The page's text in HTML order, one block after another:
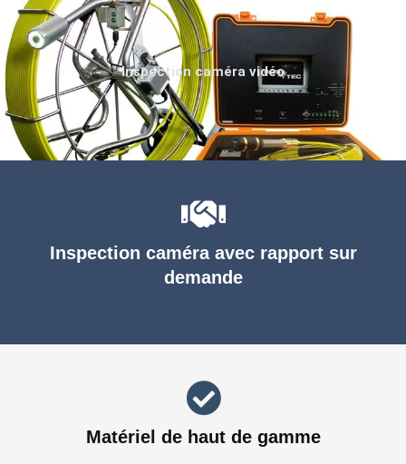
Inspection caméra avec rapport sur
demande
Matériel de haut de gamme
Inspection caméra vidéo